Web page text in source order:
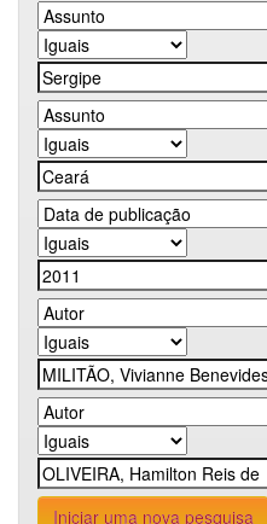
Iniciar uma nova pesquisa